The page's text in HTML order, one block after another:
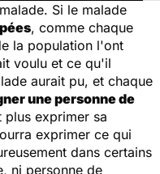
Si le malade
, comme chaque
la population l'ont
voulu et ce qu'il
aurait pu, et chaque
une personne de
plus exprimer sa
exprimer ce qui
dans certains
ni personne de